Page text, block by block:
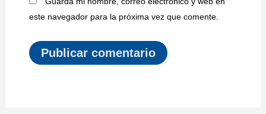
este navegador para la próxima vez que comente.